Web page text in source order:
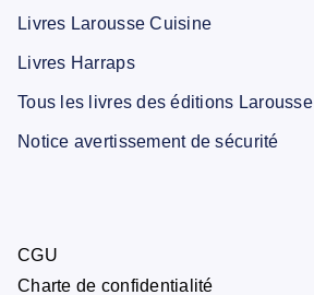
Livres Larousse Cuisine
Livres Harraps
Tous les livres des éditions Larousse
Notice avertissement de sécurité
CGU
Charte de confidentialité